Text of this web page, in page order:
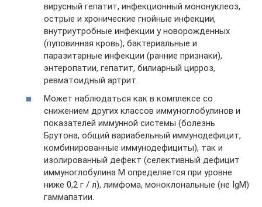
вирусный гепатит, инфекционный мононуклеоз,
острые и хронические гнойные инфекции,
внутриутробные инфекции у новорожденных
(пуповинная кровь), бактериальные и
паразитарные инфекции (ранние признаки),
энтеропатии, гепатит, билиарный цирроз,
ревматоидный артрит.
Может наблюдаться как в комплексе со
снижением других классов иммуноглобулинов и
показателей иммунной системы (болезнь
Брутона, общий вариабельный иммунодефицит,
комбинированные иммунодефициты), так и
изолированный дефект (селективный дефицит
иммуноглобулина М определяется при уровне
ниже 0,2 г / л), лимфома, моноклональные (не IgM)
гаммапатии.